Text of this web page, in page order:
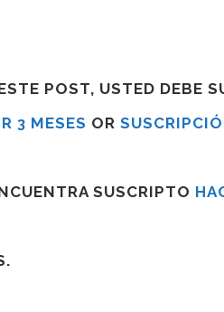
POST, USTED DEBE
3 MESES OR
SUSCRIPTO